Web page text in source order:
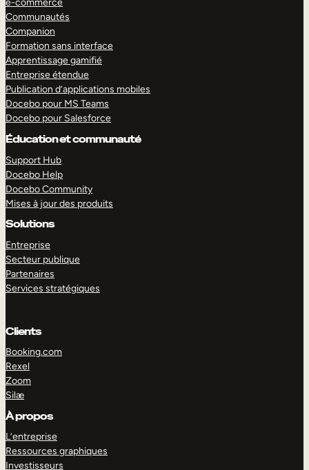
e-commerce
Communautés
Companion
Formation sans interface
Apprentissage gamifié
Entreprise étendue
Publication d’applications mobiles
Docebo pour MS Teams
Docebo pour Salesforce
Éducation et communauté
Support Hub
Docebo Help
Docebo Community
Mises à jour des produits
Solutions
Entreprise
Secteur publique
Partenaires
Services stratégiques
Clients
Booking.com
Rexel
Zoom
Silæ
À propos
L’entreprise
Ressources graphiques
Investisseurs